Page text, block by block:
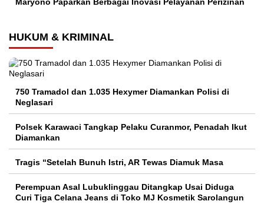
HUKUM & KRIMINAL
750 Tramadol dan 1.035 Hexymer Diamankan Polisi di
Neglasari
Polsek Karawaci Tangkap Pelaku Curanmor, Penadah Ikut
Diamankan
Tragis “Setelah Bunuh Istri, AR Tewas Diamuk Masa
Perempuan Asal Lubuklinggau Ditangkap Usai Diduga
Curi Tiga Celana Jeans di Toko MJ Kosmetik Sarolangun